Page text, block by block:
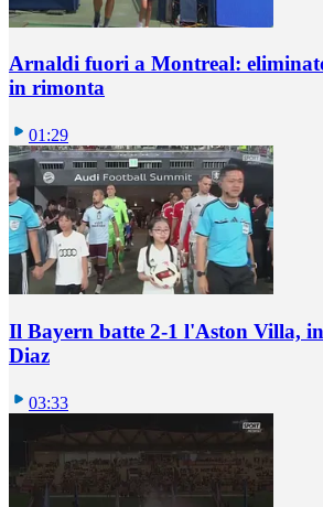
Arnaldi fuori a Montreal:
in rimonta
01:29
Il Bayern batte 2-1 l'Aston Villa,
Diaz
03:33